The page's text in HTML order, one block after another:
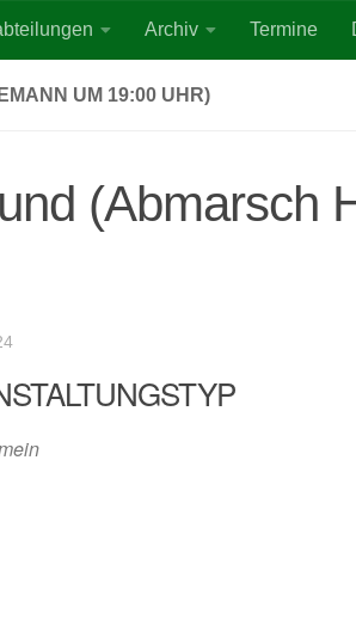
Archiv Termine
UM 19:00 UHR)
(Abmarsch